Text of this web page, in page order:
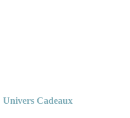
Univers Cadeaux